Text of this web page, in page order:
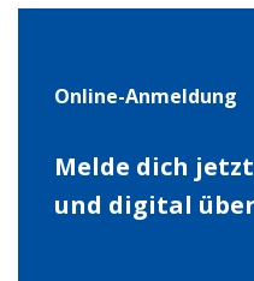
Online-Anmeldung
Melde dich
und digital